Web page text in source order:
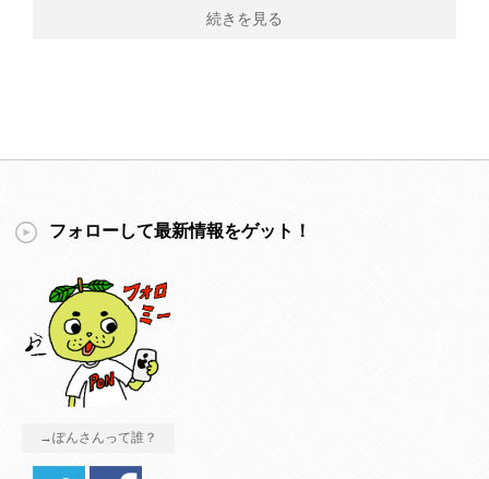
続きを見る
フォローして最新情報をゲット！
→ぽんさんって誰？